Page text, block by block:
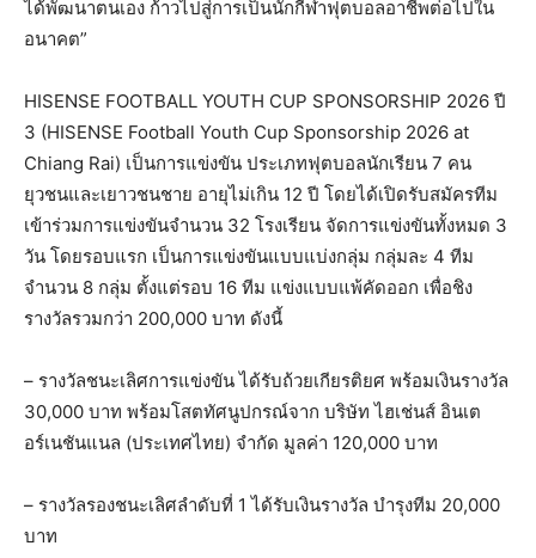
ได้พัฒนาตนเอง ก้าวไปสู่การเป็นนักกีฬาฟุตบอลอาชีพต่อไปใน
อนาคต”
HISENSE FOOTBALL YOUTH CUP SPONSORSHIP 2026 ปี
3 (HISENSE Football Youth Cup Sponsorship 2026 at
Chiang Rai) เป็นการแข่งขัน ประเภทฟุตบอลนักเรียน 7 คน
ยุวชนและเยาวชนชาย อายุไม่เกิน 12 ปี โดยได้เปิดรับสมัครทีม
เข้าร่วมการแข่งขันจำนวน 32 โรงเรียน จัดการแข่งขันทั้งหมด 3
วัน โดยรอบแรก เป็นการแข่งขันแบบแบ่งกลุ่ม กลุ่มละ 4 ทีม
จำนวน 8 กลุ่ม ตั้งแต่รอบ 16 ทีม แข่งแบบแพ้คัดออก เพื่อชิง
รางวัลรวมกว่า 200,000 บาท ดังนี้
– รางวัลชนะเลิศการแข่งขัน ได้รับถ้วยเกียรติยศ พร้อมเงินรางวัล
30,000 บาท พร้อมโสตทัศนูปกรณ์จาก บริษัท ไฮเช่นส์ อินเต
อร์เนชันแนล (ประเทศไทย) จำกัด มูลค่า 120,000 บาท
– รางวัลรองชนะเลิศลำดับที่ 1 ได้รับเงินรางวัล บำรุงทีม 20,000
บาท